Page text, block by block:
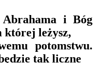
i Bóg
której leżysz,
potomstwu.
tak liczne